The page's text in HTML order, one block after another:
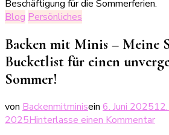
Blog Persönliches
Backen mit Minis – Meine
Bucketlist für einen
Sommer!
von Backenmitminisein 6. Juni 2025
2025Hinterlasse einen Kommentarzu